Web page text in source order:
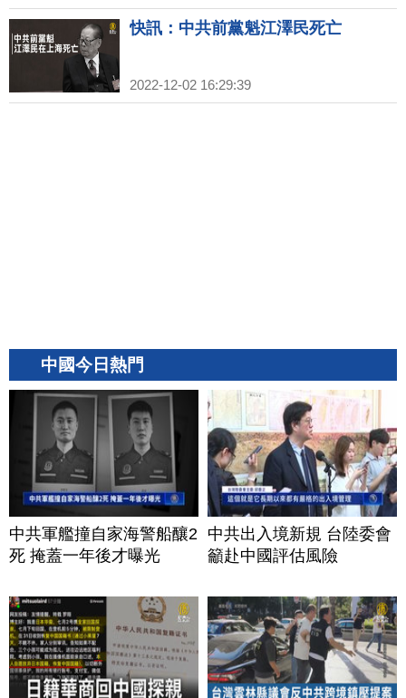
快訊：中共前黨魁江澤民死亡
2022-12-02 16:29:39
中國今日熱門
中共軍艦撞自家海警船釀2
死 掩蓋一年後才曝光
中共出入境新規 台陸委會
籲赴中國評估風險